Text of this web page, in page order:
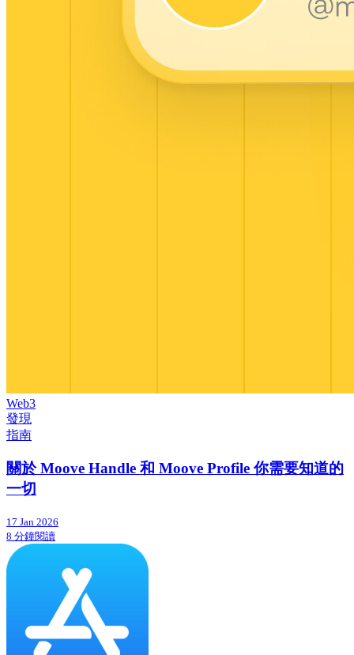
Web3
發現
指南
關於 Moove Handle 和 Moove Profile 你需要知道的
一切
17 Jan 2026
8 分鐘閱讀